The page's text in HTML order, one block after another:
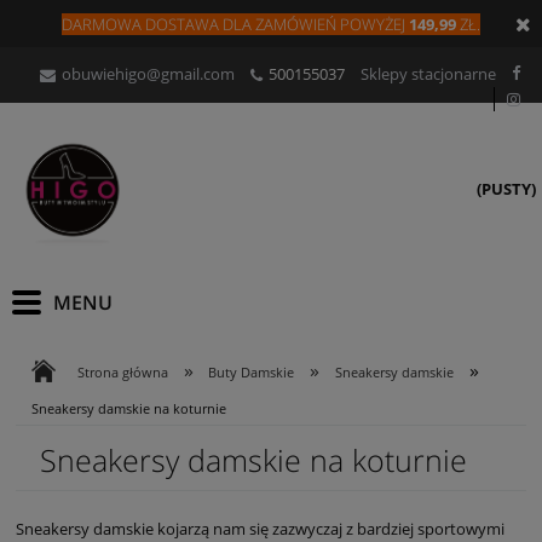
DARMOWA DOSTAWA DLAZAMÓWIEŃ POWYŻEJ 149,99ZŁ.
obuwiehigo@gmail.com 500155037 Sklepy stacjonarne
(PUSTY)
Strona główna » Buty Damskie » Sneakersy damskie »
Sneakersy damskie na koturnie
Sneakersy damskie na koturnie
Sneakersy damskie kojarzą nam się zazwyczaj z bardziej sportowymi